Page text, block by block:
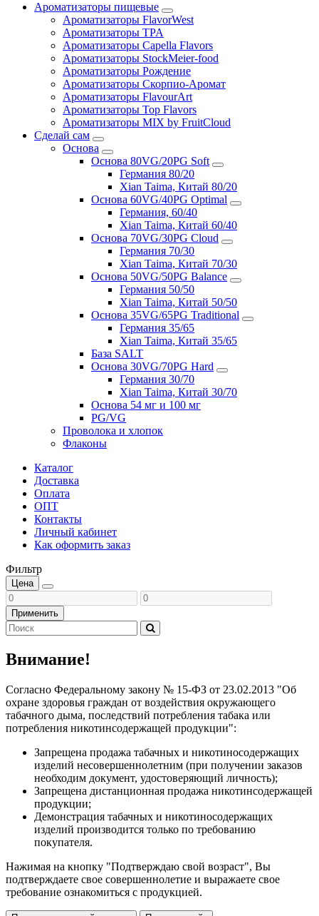
Ароматизаторы пищевые
Ароматизаторы FlavorWest
Ароматизаторы TPA
Ароматизаторы Capella Flavors
Ароматизаторы StockMeier-food
Ароматизаторы Рождение
Ароматизаторы Скорпио-Аромат
Ароматизаторы FlavourArt
Ароматизаторы Top Flavors
Ароматизаторы MIX by FruitCloud
Сделай сам
Основа
Основа 80VG/20PG Soft
Германия 80/20
Xian Taima, Китай 80/20
Основа 60VG/40PG Optimal
Германия, 60/40
Xian Taima, Китай 60/40
Основа 70VG/30PG Cloud
Германия 70/30
Xian Taima, Китай 70/30
Основа 50VG/50PG Balance
Германия 50/50
Xian Taima, Китай 50/50
Основа 35VG/65PG Traditional
Германия 35/65
Xian Taima, Китай 35/65
База SALT
Основа 30VG/70PG Hard
Германия 30/70
Xian Taima, Китай 30/70
Основа 54 мг и 100 мг
PG/VG
Проволока и хлопок
Флаконы
Каталог
Доставка
Оплата
ОПТ
Контакты
Личный кабинет
Как оформить заказ
Фильтр
Цена
Применить
Внимание!
Согласно Федеральному закону № 15-ФЗ от 23.02.2013 "Об
охране здоровья граждан от воздействия окружающего
табачного дыма, последствий потребления табака или
потребления никотинсодержащей продукции":
Запрещена продажа табачных и никотиносодержащих
изделий несовершеннолетним (при получении заказов
необходим документ, удостоверяющий личность);
Запрещена дистанционная продажа никотинсодержащей
продукции;
Демонстрация табачных и никотиносодержащих
изделий производится только по требованию
покупателя.
Нажимая на кнопку "Подтверждаю свой возраст", Вы
подтверждаете свое совершеннолетие и выражаете свое
требование ознакомиться с продукцией.